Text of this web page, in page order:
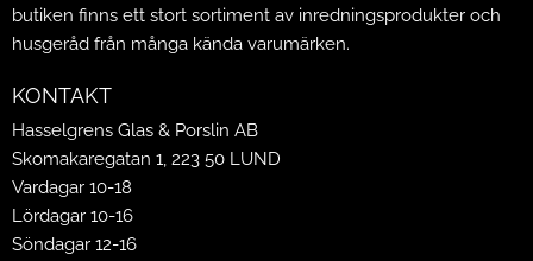
butiken finns ett stort sortiment av inredningsprodukter och
husgeråd från många kända varumärken.
KONTAKT
Hasselgrens Glas & Porslin AB
Skomakaregatan 1, 223 50 LUND
Vardagar 10-18
Lördagar 10-16
Söndagar 12-16